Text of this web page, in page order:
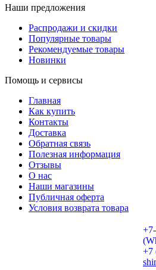
Наши предложения
Распродажи и скидки
Популярные товары
Рекомендуемые товары
Новинки
Помощь и сервисы
Главная
Как купить
Контакты
Доставка
Обратная связь
Полезная информация
Отзывы
О нас
Наши магазины
Публичная оферта
Условия возврата товара
+7